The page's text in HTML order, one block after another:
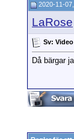
2020-11-
LaRose
Sv:
Då bärgar